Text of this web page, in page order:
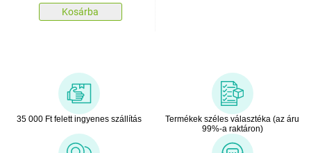
Kosárba
35 000 Ft felett ingyenes szállítás
Termékek széles választéka (az áru
99%-a raktáron)